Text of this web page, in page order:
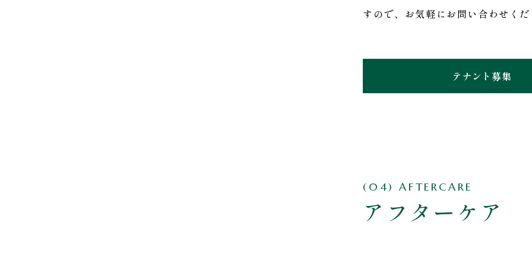
すので、お気軽にお問い合わせく
テナント募集
(04) AFTERCARE
アフターケア